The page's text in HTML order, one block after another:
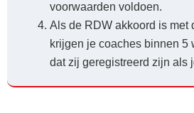
voorwaarden voldoen.
Als de RDW akkoord is met
krijgen je coaches binnen 5
dat zij geregistreerd zijn als